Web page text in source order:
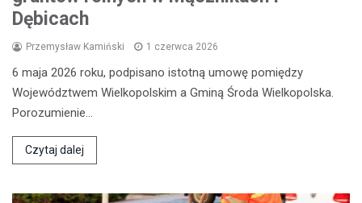
Dębicach
Przemysław Kamiński 1 czerwca 2026
6 maja 2026 roku, podpisano istotną umowę pomiędzy
Województwem Wielkopolskim a Gminą Środa Wielkopolska.
Porozumienie…
Czytaj dalej